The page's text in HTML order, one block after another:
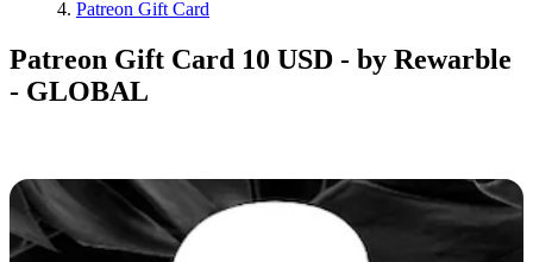
Patreon Gift Card
Patreon Gift Card 10 USD - by Rewarble
- GLOBAL